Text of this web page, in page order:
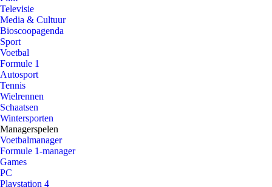
Televisie
Media & Cultuur
Bioscoopagenda
Sport
Voetbal
Formule 1
Autosport
Tennis
Wielrennen
Schaatsen
Wintersporten
Managerspelen
Voetbalmanager
Formule 1-manager
Games
PC
Playstation 4